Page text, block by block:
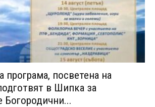
програма, посветена на
в Шипка за
Богородични...